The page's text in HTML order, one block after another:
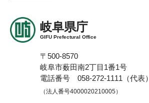
岐阜県庁
GIFU Prefectural Office
〒500-8570
岐阜市薮田南2丁目1番1号
電話番号 058-272-1111（代表）
（法人番号4000020210005）